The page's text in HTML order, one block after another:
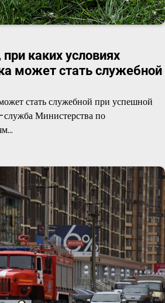
каких условиях
может стать служебной
стать служебной при успешной
Министерства по